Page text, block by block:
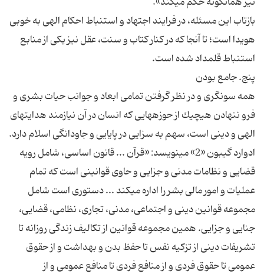
بازتاب اين مسئله، در فرايند اجتهاد و استنباط احكام الهى به خوبى
هويدا است؛ تا آنجا كه در كنار كتاب و سنت، عقل نيز يكى از منابع
استنباط قلمداد شده است.
پنج. جامع بودن‏
همه سونگرى و در نظر گرفتن تمامى ابعاد و جوانب حيات بشرى و
فرو ننهادن هيچ‏يك از حوزه‏هايى كه انسان در آن نيازمند هدايت‏هاى
الهى و دينى است، سهم به سزايى در پايايى و جاودانگى اسلام دارد.
ادوارد گيبون «2» مى‏نويسد: «قرآن ... قانون اساسى، شامل رويه
قضايى و نظامات مدنى و جزايى و حاوى قوانينى است كه تمام
عمليات و امور مالى بشر را اداره مى‏كند ... دستورى است شامل
مجموعه قوانين دينى و اجتماعى، مدنى، تجارى، نظامى، قضايى،
جنايى و جزايى. همين مجموعه قوانين از تكاليف زندگى روزانه تا
تشريفات دينى از تزكيه نفس تا حفظ بدن و بهداشت و از حقوق
عمومى تا حقوق فردى و از منافع فردى تا منافع عمومى و از